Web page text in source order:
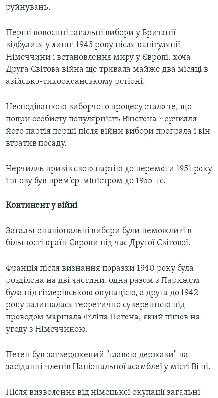
руйнувань.
Перші повоєнні загальні вибори у Британії
відбулися у липні 1945 року після капітуляції
Німеччини і встановлення миру у Європі, хоча
Друга Світова війна ще тривала майже два місяці в
азійсько-тихоокеанському регіоні.
Несподіванкою виборчого процесу стало те, що
попри особисту популярність Вінстона Черчилля
його партія перші після війни вибори програла і він
втратив посаду.
Черчилль привів свою партію до перемоги 1951 року
і знову був прем’єр-міністром до 1955-го.
Континент у війні
Загальнонаціональні вибори були неможливі в
більшості країн Європи під час Другої Світової.
Франція після визнання поразки 1940 року була
розділена на дві частини: одна разом з Парижем
була під гітлерівською окупацією, а друга до 1942
року залишалася теоретично суверенною під
проводом маршала Філіпа Петена, який пішов на
угоду з Німеччиною.
Петен був затверджений "главою держави" на
засіданні членів Національної асамблеї у місті Віші.
Після визволення від німецької окупації загальні